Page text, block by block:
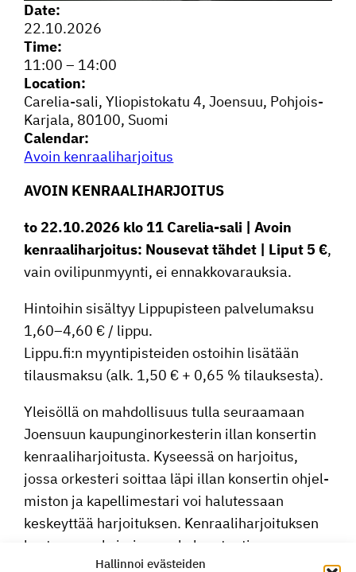
Hallinnoi evästeiden
Date:
22.10.2026
Time:
11:00 – 14:00
Location:
Carelia-sali, Yliopis­to­katu 4, Joensuu, Pohjois-
Karjala, 80100, Suomi
Calendar:
Avoin kenraa­li­har­joitus
AVOIN KENRAA­LI­HAR­JOITUS
to 22.10.2026 klo 11 Carelia-sali | Avoin
kenraa­li­har­joitus: Nousevat tähdet | Liput 5 €,
vain ovili­pun­myynti, ei ennakkovarauksia.
Hintoihin sisältyy Lippu­pis­teen palve­lu­maksu
1,60–4,60 € / lippu.
Lippu.fi:n myynti­pis­teiden ostoihin lisätään
tilaus­maksu (alk. 1,50 € + 0,65 % tilauksesta).
Yleisöllä on mahdol­li­suus tulla seuraa­maan
Joensuun kaupun­gi­nor­kes­terin illan konsertin
kenraa­li­har­joi­tusta. Kyseessä on harjoitus,
jossa orkesteri soittaa läpi illan konsertin ohjel­
miston ja kapel­li­mes­tari voi halutes­saan
keskeyttää harjoi­tuksen. Kenraa­li­har­joi­tuksen
kesto on maksi­mis­saan kolme tuntia.